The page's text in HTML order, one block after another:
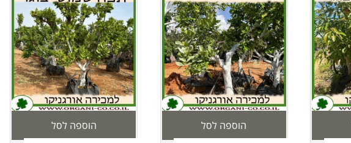
הוספה לסל
הוספה לסל